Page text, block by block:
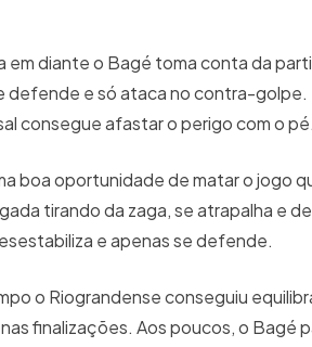
em diante o Bagé toma conta da
defende e só ataca no contra-golpe.
consegue afastar o perigo com o
boa oportunidade de matar o jogo
tirando da zaga, se atrapalha e
e apenas se defende.
o Riograndense conseguiu
finalizações. Aos poucos, o Bagé